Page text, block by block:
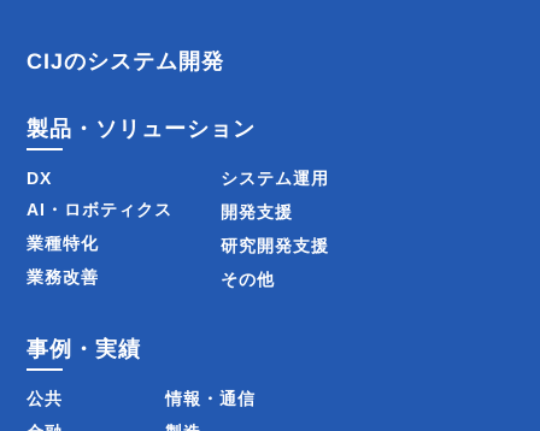
CIJのシステム開発
製品・ソリューション
DX
AI・ロボティクス
業種特化
業務改善
システム運用
開発支援
研究開発支援
その他
事例・実績
公共
情報・通信